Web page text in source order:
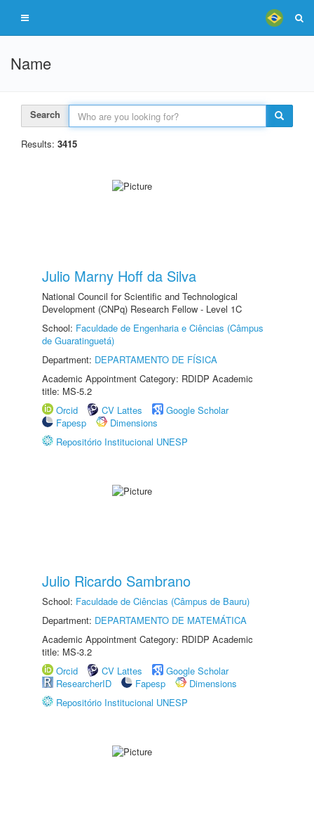
Name
Search
Results: 3415
Julio Marny Hoff da Silva
National Council for Scientific and Technological
Development (CNPq) Research Fellow - Level 1C
School: Faculdade de Engenharia e Ciências (Câmpus
de Guaratinguetá)
Department: DEPARTAMENTO DE FÍSICA
Academic Appointment Category: RDIDP Academic
title: MS-5.2
Orcid
CV Lattes
Google Scholar
Fapesp
Dimensions
Repositório Institucional UNESP
Julio Ricardo Sambrano
School: Faculdade de Ciências (Câmpus de Bauru)
Department: DEPARTAMENTO DE MATEMÁTICA
Academic Appointment Category: RDIDP Academic
title: MS-3.2
Orcid
CV Lattes
Google Scholar
ResearcherID
Fapesp
Dimensions
Repositório Institucional UNESP